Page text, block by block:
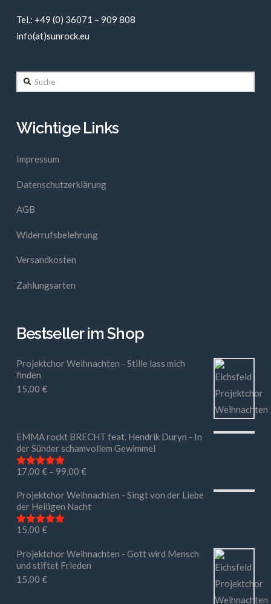
Tel.: +49 (0) 36071 – 909 808
info(at)sunrock.eu
Suche
Wichtige Links
Impressum
Datenschutzerklärung
AGB
Widerrufsbelehrung
Versandkosten
Zahlungsarten
Bestseller im Shop
Projektchor Weihnachten - Stille lass mich
finden
15,00 €
EMMA rockt BRECHT feat. Hendrik Duryn - In
der Sünder schamvollem Gewimmel
Bewertet mit
17,00 €– 99,00 €
Projektchor Weihnachten - Singt von der Liebe
der Heiligen Nacht
Bewertet mit
15,00 €
Projektchor Weihnachten - Gott wird Mensch
und stiftet Frieden
15,00 €